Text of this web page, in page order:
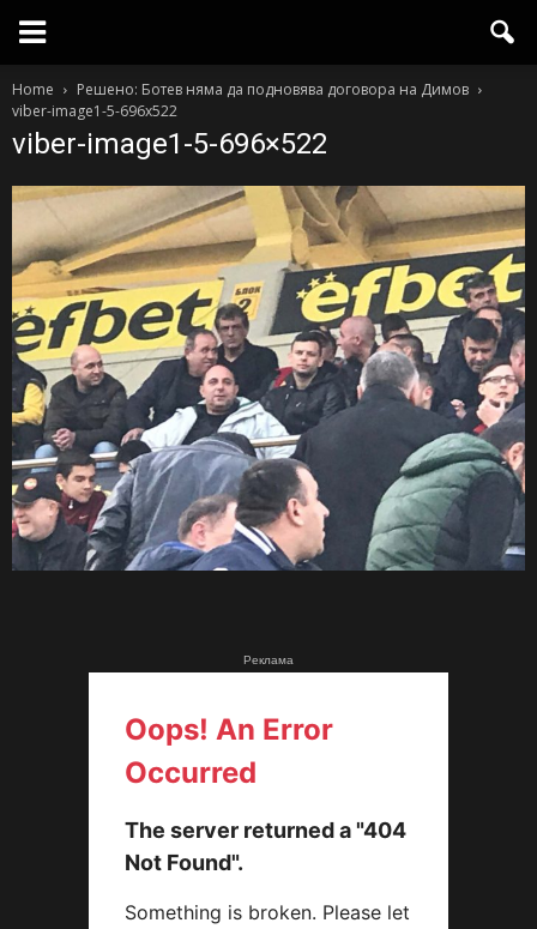
Home
Решено: Ботев няма да подновява договора на Димов
viber-image1-5-696x522
viber-image1-5-696×522
Реклама